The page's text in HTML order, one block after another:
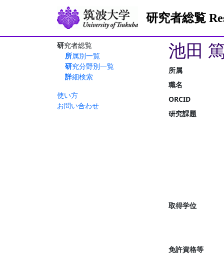
研究者総覧
研究者総覧
所属別一覧
研究分野別一覧
詳細検索
使い方
お問い合わせ
池田
所属
職名
ORCID
研究課題
取得学位
免許資格等